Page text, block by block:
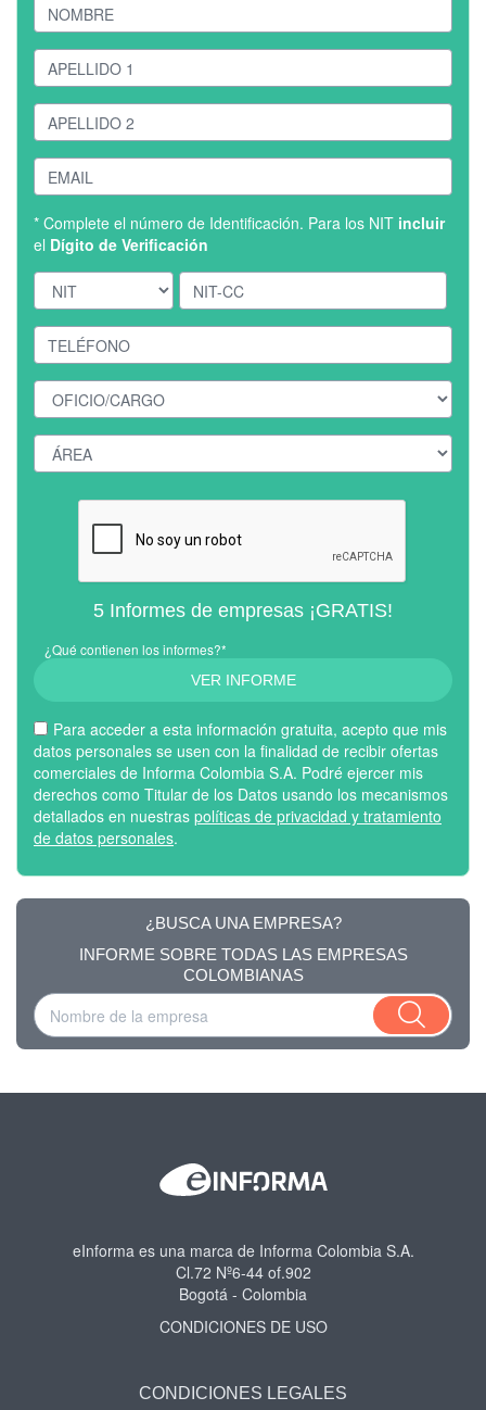
* Complete el número de Identificación. Para los NIT incluir
el Dígito de Verificación
5 Informes de empresas ¡GRATIS!
¿Qué contienen los informes?*
VER INFORME
Para acceder a esta información gratuita, acepto que mis
datos personales se usen con la finalidad de recibir ofertas
comerciales de Informa Colombia S.A. Podré ejercer mis
derechos como Titular de los Datos usando los mecanismos
detallados en nuestras políticas de privacidad y tratamiento
de datos personales.
¿BUSCA UNA EMPRESA?
INFORME SOBRE TODAS LAS EMPRESAS
COLOMBIANAS
eInforma es una marca de Informa Colombia S.A.
Cl.72 Nº6-44 of.902
Bogotá - Colombia
CONDICIONES DE USO
CONDICIONES LEGALES